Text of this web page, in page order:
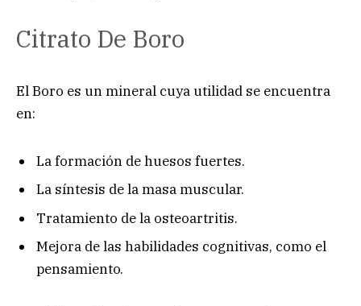
Citrato De Boro
El Boro es un mineral cuya utilidad se encuentra
en:
La formación de huesos fuertes.
La síntesis de la masa muscular.
Tratamiento de la osteoartritis.
Mejora de las habilidades cognitivas, como el
pensamiento.